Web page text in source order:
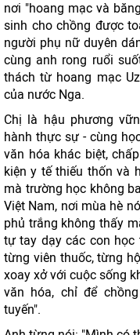
nơi "hoang mạc và
sinh cho chồng được
người phụ nữ duyên
cùng anh rong ruổi
thách từ hoang mạc
của nước Nga.
Chị là hậu phương
hành thực sự - cùng
văn hóa khác biệt,
kiện y tế thiếu thốn và
mà trường học không
Việt Nam, nơi mùa hè
phủ trắng không thấy
tự tay dạy các con học
từng viên thuốc, từng
xoay xở với cuộc sống
văn hóa, chỉ để
tuyến".